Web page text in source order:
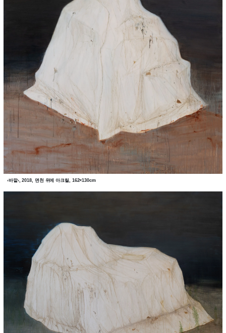
‹바깥›, 2018, 면천 위에 아크릴, 162×130cm